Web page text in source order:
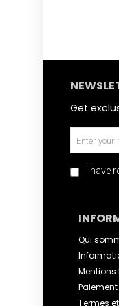
Get
I have
Qui
Mentions
Paiement
Termes